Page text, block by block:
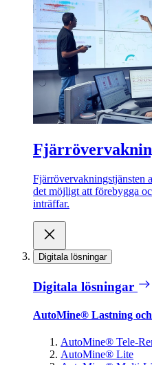
Fjärrövervakningstjänsten
det möjligt att förebygga
inträffar.
Digitala lösningar
Digitala lösningar
AutoMine® Lastning
AutoMine® Tele-
AutoMine® Lite